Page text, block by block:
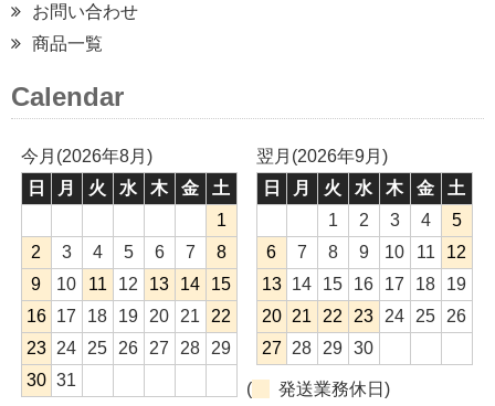
お問い合わせ
商品一覧
Calendar
今月(2026年8月)
日
月 火 水 木 金
土
1
2
3 4 5 6 7
8
9
10 11 12 13 14
15
16
17 18 19 20 21
22
23
24 25 26 27 28
29
30 31
翌月(2026年9月)
日
月 火 水 木 金
土
1
2 3 4
5
6
7 8 9 10 11
12
13
14 15 16 17 18
19
20
21 22 23 24 25
26
27
28 29 30
( 発送業務休日)